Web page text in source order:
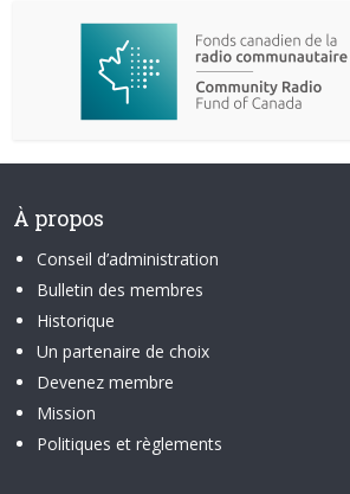
À propos
Conseil d’administration
Bulletin des membres
Historique
Un partenaire de choix
Devenez membre
Mission
Politiques et règlements